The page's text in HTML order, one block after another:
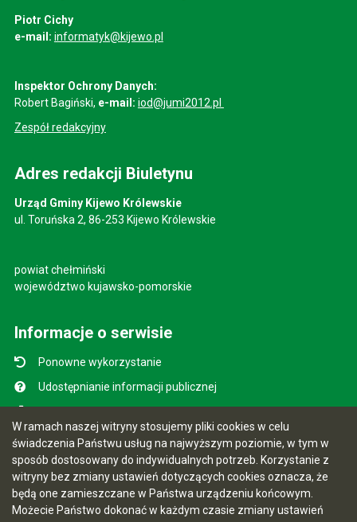
W ramach naszej witryny stosujemy pliki cookies w celu
świadczenia Państwu usług na najwyższym poziomie, w tym w
sposób dostosowany do indywidualnych potrzeb. Korzystanie z
witryny bez zmiany ustawień dotyczących cookies oznacza, że
będą one zamieszczane w Państwa urządzeniu końcowym.
Możecie Państwo dokonać w każdym czasie zmiany ustawień
Piotr Cichy
e-mail: informatyk@kijewo.pl
Inspektor Ochrony Danych:
Robert Bagiński, e-mail: iod@jumi2012.pl
Zespół redakcyjny
Adres redakcji Biuletynu
Urząd Gminy Kijewo Królewskie
ul. Toruńska 2, 86-253 Kijewo Królewskie
powiat chełmiński
województwo kujawsko-pomorskie
Informacje o serwisie
Ponowne wykorzystanie
Udostępnianie informacji publicznej
Instrukcja obsługi
Statystyki oglądalności
Ostatnio dodane
Ostatnia aktualizacja BIP: 07.08.2026 10:49